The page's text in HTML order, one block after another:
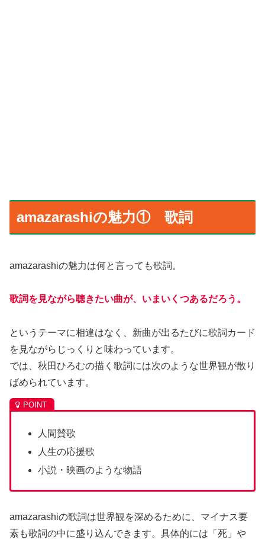
amazarashiの魅力① 歌詞
amazarashiの魅力は何と言っても歌詞。
歌詞を見ながら聴きたい曲が、いまいくつあるだろう。
というテーマに相違はなく、新曲が出るたびに歌詞カード
を見ながらじっくりと味わっています。
では、秋田ひろむの描く歌詞には次のような世界観が散り
ばめられています。
人間賛歌
人生の応援歌
小説・映画のような物語
amazarashiの歌詞は世界観を深めるために、マイナス要
素も歌詞の中に盛り込んできます。具体的には「死」や